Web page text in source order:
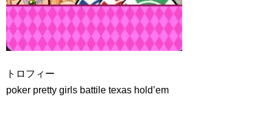
トロフィー
poker pretty girls battile texas hold’em